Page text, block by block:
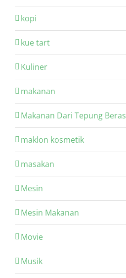
kopi
kue tart
Kuliner
makanan
Makanan Dari Tepung Beras
maklon kosmetik
masakan
Mesin
Mesin Makanan
Movie
Musik